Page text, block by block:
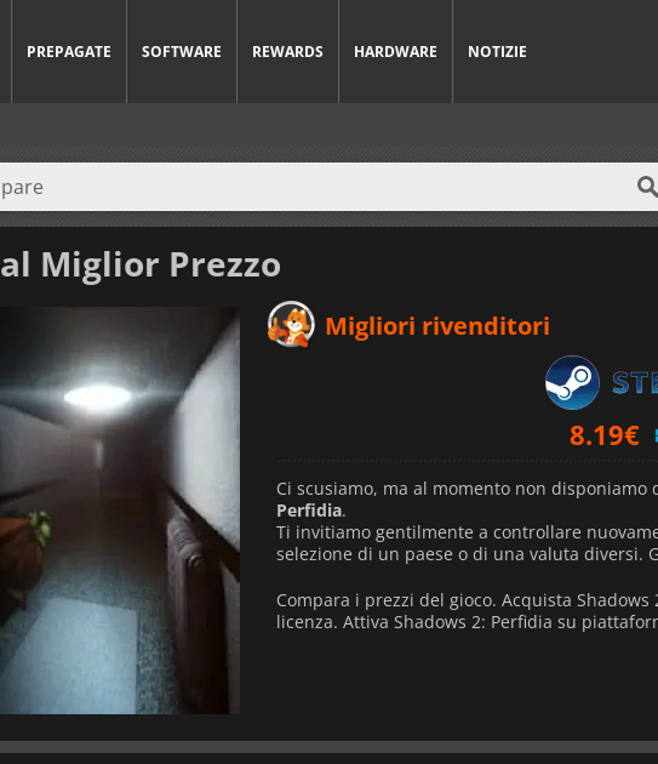
PREPAGATE SOFTWARE REWARDS HARDWARE NOTIZIE
al Miglior Prezzo
Migliori rivenditori
8.19€
Ci scusiamo, ma al momento non
Perfidia.
Ti invitiamo gentilmente a controllare
selezione di un paese o di una valuta diversi.
Compara i prezzi del gioco. Acquista
licenza. Attiva Shadows 2: Perfidia su